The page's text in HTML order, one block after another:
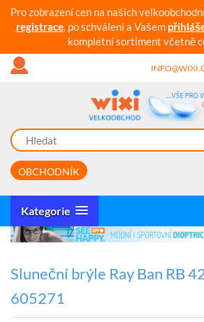
Pro zobrazení cen na našich
registrace, po schválení a Vašem
kompletní sortiment včetně
OBCHODNÍK
Kategorie
Sluneční brýle Ray Ban RB
605271